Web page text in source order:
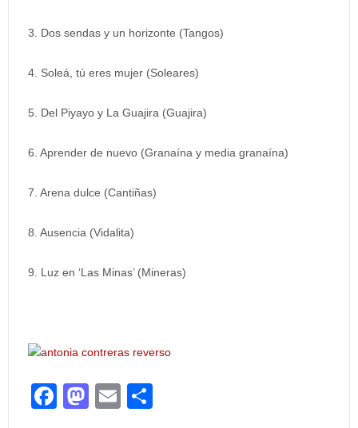
3. Dos sendas y un horizonte (Tangos)
4. Soleá, tú eres mujer (Soleares)
5. Del Piyayo y La Guajira (Guajira)
6. Aprender de nuevo (Granaína y media granaína)
7. Arena dulce (Cantiñas)
8. Ausencia (Vidalita)
9. Luz en ‘Las Minas’ (Mineras)
F
M
E